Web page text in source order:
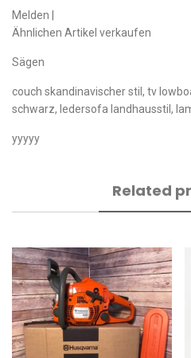
Melden |
Ähnlichen Artikel verkaufen
Sägen
couch skandinavischer stil, tv
schwarz, ledersofa landhausstil,
yyyyy
Related